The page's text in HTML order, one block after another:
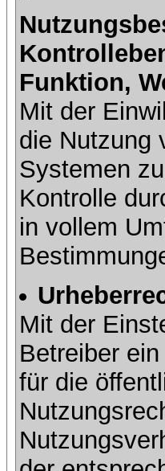
Funktion,
Mit der
die Nutzung
Systemen
Kontrolle
in vollem
Mit der
Betreiber
für die